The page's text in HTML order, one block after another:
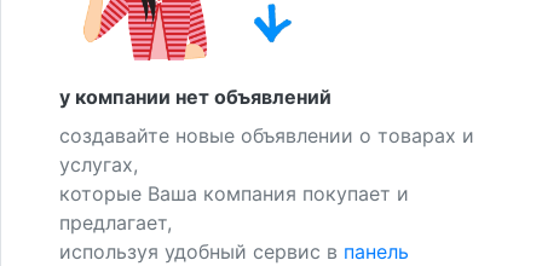
у компании нет объявлений
создавайте новые объявлении о товарах и
услугах,
которые Ваша компания покупает и
предлагает,
используя удобный сервис в панель